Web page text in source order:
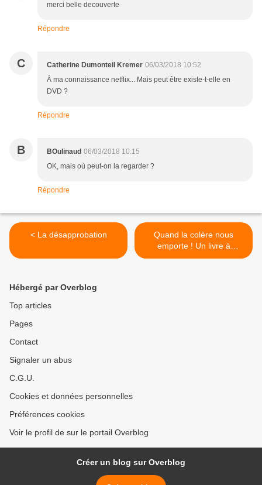
merci belle decouverte
Répondre
C Catherine Dumonteil Kremer 06/03/2018 10:52
À ma connaissance netflix... Mais peut être existe-t-elle en
DVD ?
Répondre
B BOulinaud 06/03/2018 10:15
OK, mais où peut-on la regarder ?
Répondre
< La désapprobation
Quand la colère nous
emporte ! Un livre à
télécharger gratuitement :-)
Hébergé par Overblog
Top articles
Pages
Contact
Signaler un abus
C.G.U.
Cookies et données personnelles
Préférences cookies
Voir le profil de sur le portail Overblog
Créer un blog sur Overblog